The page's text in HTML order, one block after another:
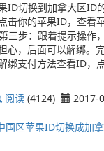
ID切换到加拿大区ID
击你的苹果ID，查看
三步：跟着提示操作
心，后面可以解绑。
绑支付方法查看ID，
阅读 (4124) 2017-
国区苹果ID切换成加